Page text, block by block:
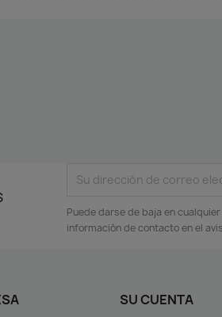
Puede darse de baja en
información de contacto en el
SU CUENTA